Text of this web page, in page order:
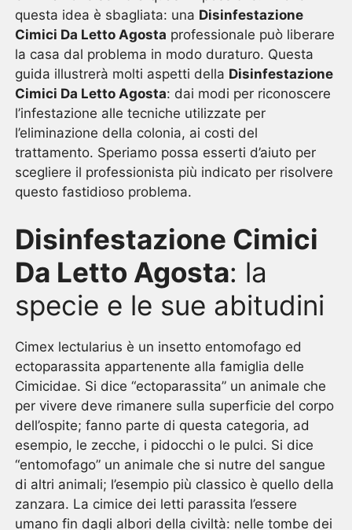
questa idea è sbagliata: una Disinfestazione
Cimici Da Letto Agosta professionale può liberare
la casa dal problema in modo duraturo. Questa
guida illustrerà molti aspetti della Disinfestazione
Cimici Da Letto Agosta: dai modi per riconoscere
l’infestazione alle tecniche utilizzate per
l’eliminazione della colonia, ai costi del
trattamento. Speriamo possa esserti d’aiuto per
scegliere il professionista più indicato per risolvere
questo fastidioso problema.
Disinfestazione Cimici
Da Letto Agosta: la
specie e le sue abitudini
Cimex lectularius è un insetto entomofago ed
ectoparassita appartenente alla famiglia delle
Cimicidae. Si dice “ectoparassita” un animale che
per vivere deve rimanere sulla superficie del corpo
dell’ospite; fanno parte di questa categoria, ad
esempio, le zecche, i pidocchi o le pulci. Si dice
“entomofago” un animale che si nutre del sangue
di altri animali; l’esempio più classico è quello della
zanzara. La cimice dei letti parassita l’essere
umano fin dagli albori della civiltà: nelle tombe dei